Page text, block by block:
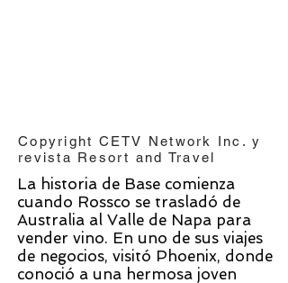
Copyright CETV Network Inc. y
revista Resort and Travel
La historia de Base comienza
cuando Rossco se trasladó de
Australia al Valle de Napa para
vender vino. En uno de sus viajes
de negocios, visitó Phoenix, donde
conoció a una hermosa joven